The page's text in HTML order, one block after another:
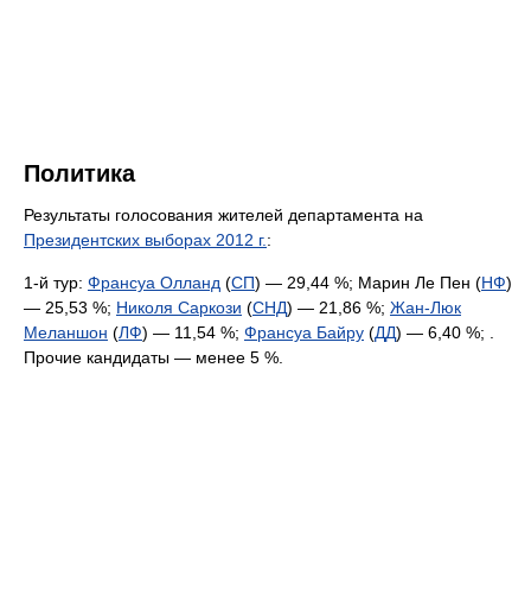
Политика
Результаты голосования жителей департамента на
Президентских выборах 2012 г.:
1-й тур: Франсуа Олланд (СП) — 29,44 %; Марин Ле Пен (НФ)
— 25,53 %; Николя Саркози (СНД) — 21,86 %; Жан-Люк
Меланшон (ЛФ) — 11,54 %; Франсуа Байру (ДД) — 6,40 %; .
Прочие кандидаты — менее 5 %.